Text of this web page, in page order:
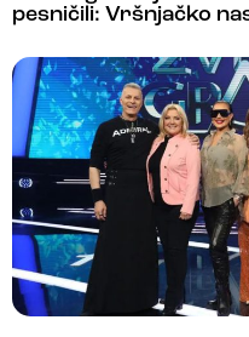
pesničili: Vršnjačko